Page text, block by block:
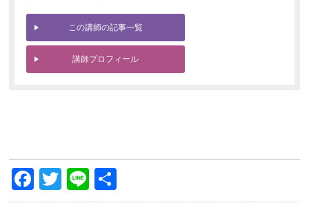
この講師の記事一覧
講師プロフィール
Facebook
Twitter
Line
有